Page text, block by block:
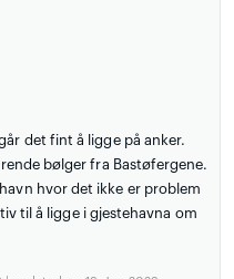
det fint å ligge på anker.
bølger fra Bastøfergene.
hvor det ikke er problem
til å ligge i gjestehavna om